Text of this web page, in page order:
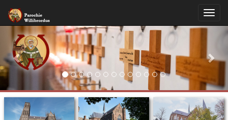
Previous